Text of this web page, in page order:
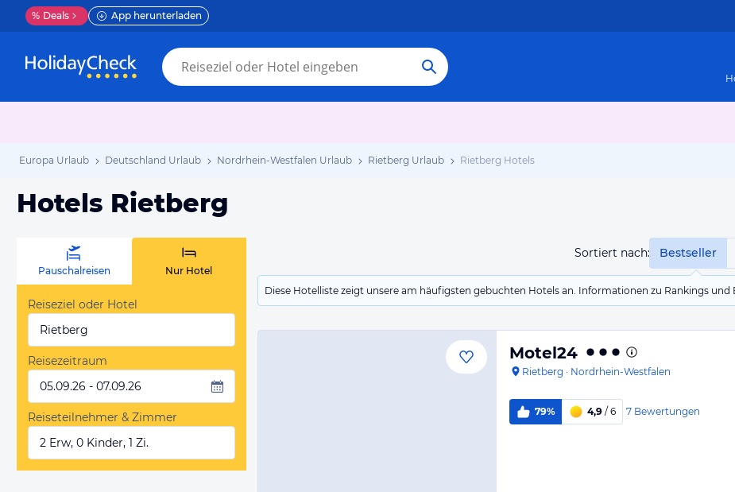
% Deals App herunterladen
Europa Urlaub Deutschland Urlaub Nordrhein-Westfalen Urlaub Rietberg Urlaub Rietberg Hotels
Hotels Rietberg
Sortiert nach: Bestseller
Diese Hotelliste zeigt unsere am häufigsten gebuchten Hotels an. Informationen zu Rankings
Pauschalreisen Nur Hotel
Reiseziel oder Hotel
Rietberg
Reisezeitraum
05.09.26 - 07.09.26
Reiseteilnehmer & Zimmer
2 Erw, 0 Kinder, 1 Zi.
Motel24
Rietberg · Nordrhein-Westfalen
79% 4,9 / 6 7 Bewertungen